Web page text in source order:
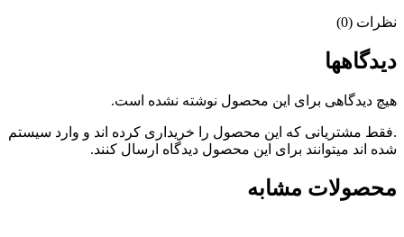
نظرات (0)
دیدگاهها
هیچ دیدگاهی برای این محصول نوشته نشده است.
.فقط مشتریانی که این محصول را خریداری کرده اند و وارد سیستم
شده اند میتوانند برای این محصول دیدگاه ارسال کنند.
محصولات مشابه